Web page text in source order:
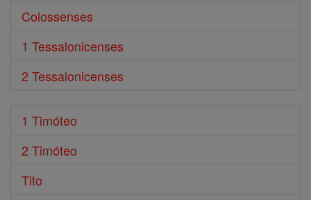
Colossenses
1 Tessalonicenses
2 Tessalonicenses
1 Timóteo
2 Timóteo
Tito